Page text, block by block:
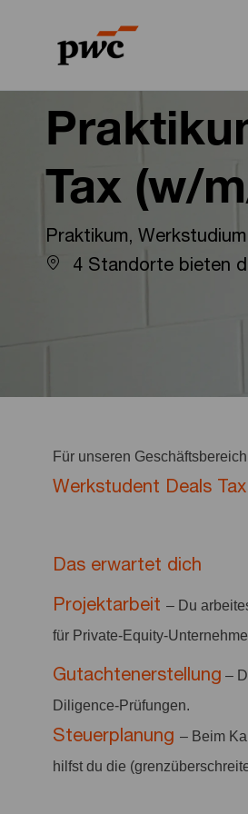
Tax (w/
Praktikum, Werkstudium
4 Standorte bieten
Für unseren Geschäftsbereich
Werkstudent Deals
Das erwartet dich
Projektarbeit – Du
für Private-Equity-
Gutachtenerstellung –
Diligence-Prüfungen.
Steuerplanung – Beim
hilfst du die